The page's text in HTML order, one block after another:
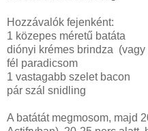
Hozzávalók fejenként:
1 közepes méretű batáta
diónyi krémes brindza (vagy
fél paradicsom
1 vastagabb szelet bacon
pár szál snidling
A batátát megmosom, majd